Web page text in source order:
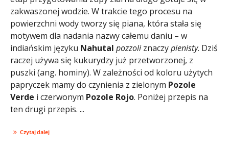
zakwaszonej wodzie. W trakcie tego procesu na
powierzchni wody tworzy się piana, która stała się
motywem dla nadania nazwy całemu daniu – w
indiańskim języku Nahutal pozzoliznaczypienisty. Dziś
raczej używa się kukurydzy już przetworzonej, z
puszki (ang. hominy). W zależności od koloru użytych
papryczek mamy do czynienia z zielonym Pozole
Verde i czerwonym Pozole Rojo. Poniżej przepis na
ten drugi przepis. ...
Czytaj dalej